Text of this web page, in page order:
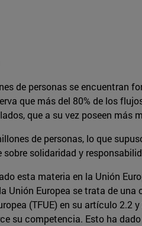
de personas se encuentran
que más del 80% de los
que a su vez poseen
de personas, lo que
solidaridad y
esta materia en la Unión
Unión Europea se trata de
(TFUE) en su artículo 2.2
su competencia. Esto ha